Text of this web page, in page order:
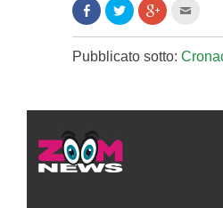
Condividi
su
Facebook
(Si
apre
in
Clicca
per
condividere
su
Twitter
(Si
finestra)
Clicca
per
su
Google+
(Si
finestra)
via
mail
apre
Pubblicato sotto: